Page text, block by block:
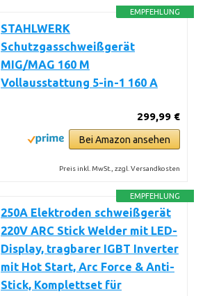
EMPFEHLUNG
STAHLWERK
Schutzgasschweißgerät
MIG/MAG 160 M
Vollausstattung 5-in-1 160 A
299,99 €
Bei Amazon ansehen
Preis inkl. MwSt., zzgl. Versandkosten
EMPFEHLUNG
250A Elektroden schweißgerät
220V ARC Stick Welder mit LED-
Display, tragbarer IGBT Inverter
mit Hot Start, Arc Force & Anti-
Stick, Komplettset für